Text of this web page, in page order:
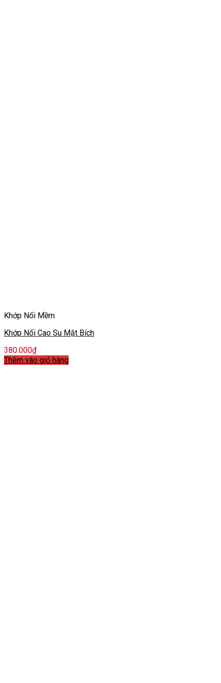
Khớp Nối Mềm
Khớp Nối Cao Su Mặt Bích
380.000₫
Thêm vào giỏ hàng